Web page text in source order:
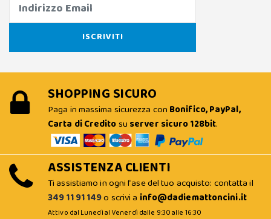
SHOPPING SICURO
Paga in massima sicurezza con Bonifico, PayPal,
Carta di Creditosu server sicuro 128bit.
ASSISTENZA CLIENTI
Ti assistiamo in ogni fase del tuo acquisto: contatta il
349 11 91 149o scrivi a info@dadiemattoncini.it
Attivo dal Lunedì al Venerdì dalle 9:30 alle 16:30